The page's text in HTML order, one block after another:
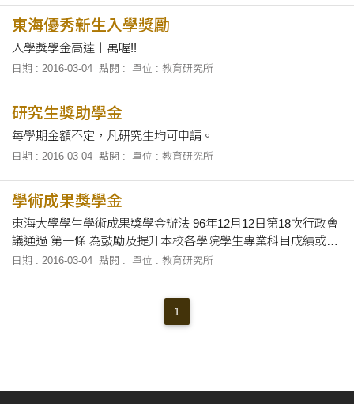
東海優秀新生入學獎勵
入學獎學金高達十萬喔!!
日期 : 2016-03-04 點閱 : 單位 : 教育研究所
研究生獎助學金
每學期金額不定，凡研究生均可申請。
日期 : 2016-03-04 點閱 : 單位 : 教育研究所
學術成果獎學金
東海大學學生學術成果獎學金辦法 96年12月12日第18次行政會
議通過 第一條 為鼓勵及提升本校各學院學生專業科目成績或學
術研究成果，特訂定本辦法 第二條 申請對象：限各院系大學部
務會議通過後送學務處核定。 第五條 申請日期由各學院學術研
日期 : 2016-03-04 點閱 : 單位 : 教育研究所
1